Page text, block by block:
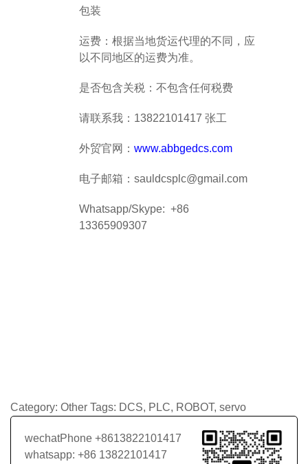
包装
运费：根据当地货运代理的不同，应
以不同地区的运费为准。
是否包含关税：不包含任何税费
请联系我：13822101417 张工
外贸官网： www.abbgedcs.com
电子邮箱：sauldcsplc@gmail.com
Whatsapp/Skype: +86
13365909307
Category: Other Tags: DCS, PLC, ROBOT, servo
wechatPhone +8613822101417
whatsapp: +86 13822101417